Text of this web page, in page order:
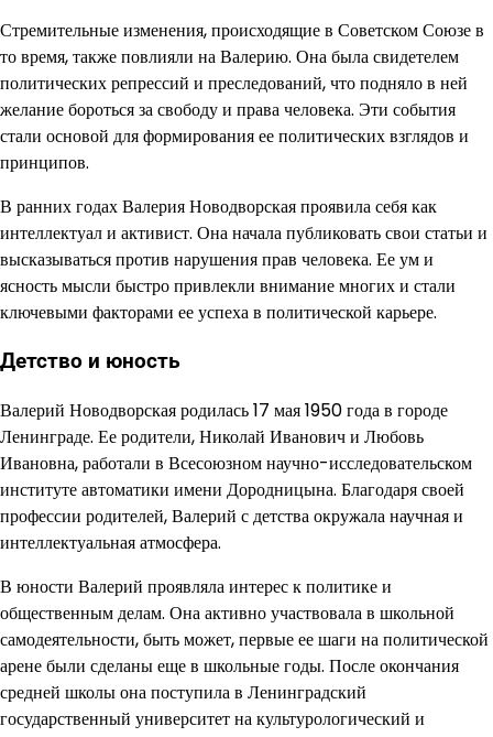
Стремительные изменения, происходящие в Советском Союзе в
то время, также повлияли на Валерию. Она была свидетелем
политических репрессий и преследований, что подняло в ней
желание бороться за свободу и права человека. Эти события
стали основой для формирования ее политических взглядов и
принципов.
В ранних годах Валерия Новодворская проявила себя как
интеллектуал и активист. Она начала публиковать свои статьи и
высказываться против нарушения прав человека. Ее ум и
ясность мысли быстро привлекли внимание многих и стали
ключевыми факторами ее успеха в политической карьере.
Детство и юность
Валерий Новодворская родилась 17 мая 1950 года в городе
Ленинграде. Ее родители, Николай Иванович и Любовь
Ивановна, работали в Всесоюзном научно-исследовательском
институте автоматики имени Дородницына. Благодаря своей
профессии родителей, Валерий с детства окружала научная и
интеллектуальная атмосфера.
В юности Валерий проявляла интерес к политике и
общественным делам. Она активно участвовала в школьной
самодеятельности, быть может, первые ее шаги на политической
арене были сделаны еще в школьные годы. После окончания
средней школы она поступила в Ленинградский
государственный университет на культурологический и